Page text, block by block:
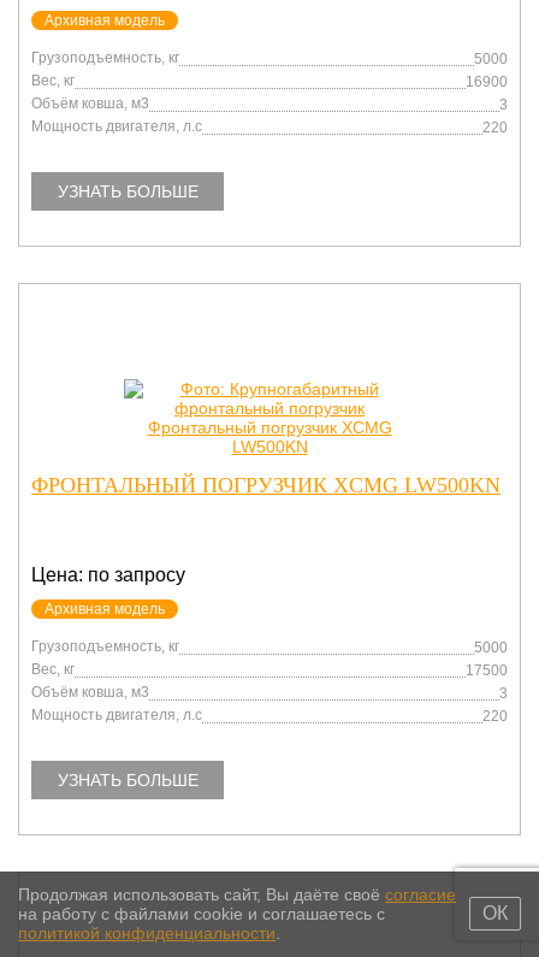
Архивная модель
Грузоподъемность, кг
5000
Вес, кг
16900
Объём ковша, м3
3
Мощность двигателя, л.с
220
УЗНАТЬ БОЛЬШЕ
ФРОНТАЛЬНЫЙ ПОГРУЗЧИК XCMG LW500KN
Цена: по запросу
Архивная модель
Грузоподъемность, кг
5000
Вес, кг
17500
Объём ковша, м3
3
Мощность двигателя, л.с
220
УЗНАТЬ БОЛЬШЕ
Продолжая использовать сайт, Вы даёте своё согласие
на работу с файлами cookie и соглашаетесь с
политикой конфиденциальности
ОК